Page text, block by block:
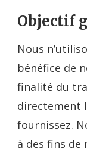
Objectif
Nous
bénéfice de
finalité du
directement
fournissez.
à des fins de